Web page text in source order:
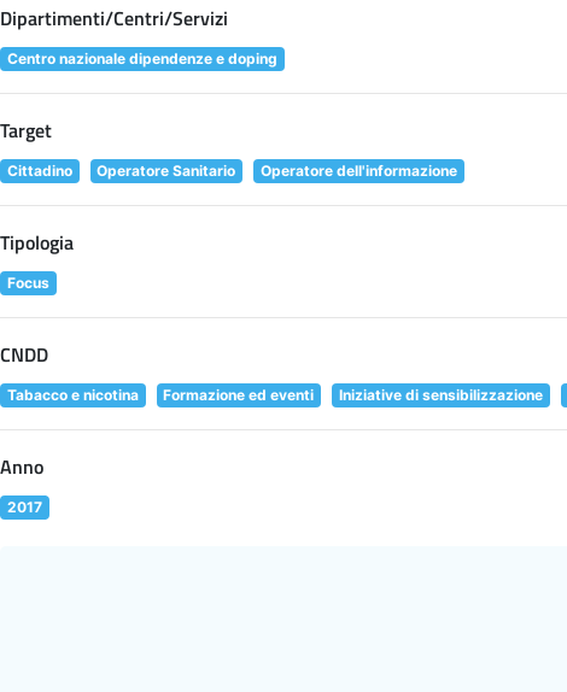
Dipartimenti/Centri/Servizi
Centro nazionale dipendenze e doping
Target
Cittadino Operatore Sanitario Operatore dell'informazione
Tipologia
Focus
CNDD
Tabacco e nicotina Formazione ed eventi Iniziative di sensibilizzazione
Anno
2017